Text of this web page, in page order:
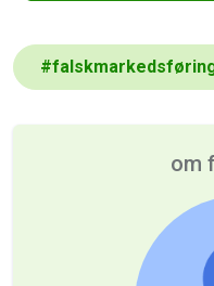
#
om